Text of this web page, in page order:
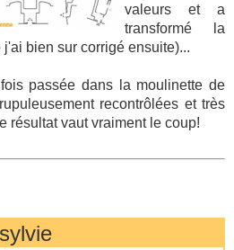
valeurs et a
transformé la
bien sur corrigé ensuite)...
passée dans la moulinette de
recontrôlées et très
résultat vaut vraiment le coup!